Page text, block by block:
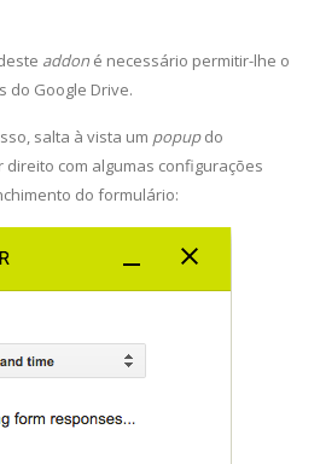
addon é necessário permitir-lhe o
do Google Drive.
salta à vista um popupdo
com algumas configurações
do formulário: